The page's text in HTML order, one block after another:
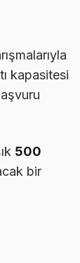
kapasitesi
500
bir